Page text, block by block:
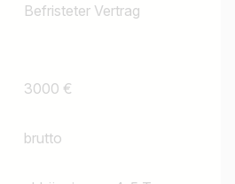
Befristeter Vertrag
3000 €
brutto